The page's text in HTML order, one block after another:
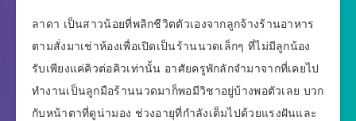
ลาดา เป็นสาวน้อยที่พลิกชีวิตตัวเองจากลูกจ้างร้านอาหาร
ตามสั่งมาเช่าห้องเพื่อเปิดเป็นร้านนวดเล็กๆ ที่ไม่มีลูกน้อง
รับเพียงแค่คิวต่อคิวเท่านั้น อาศัยครูพักลักจำมาจากที่เคยไป
ทำงานเป็นลูกมือร้านนวดมาก็พอมีวิชาอยู่บ้างพอตัวเลย บวก
กับหน้าตาที่ดูน่ามอง ช่วงอายุที่กำลังเต็มไปด้วยแรงฝันและ